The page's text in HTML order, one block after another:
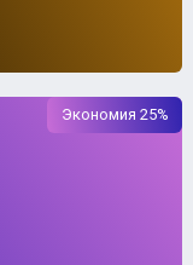
Экономия 25%